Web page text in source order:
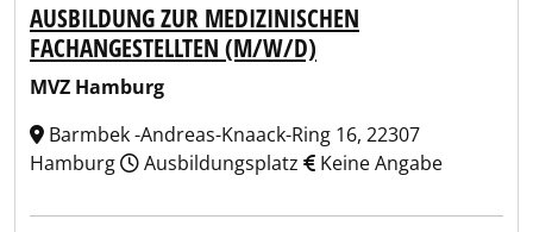
AUSBILDUNG ZUR MEDIZINISCHEN
FACHANGESTELLTEN (M/W/D)
MVZ Hamburg
Barmbek -Andreas-Knaack-Ring 16, 22307
Hamburg
Ausbildungsplatz Keine Angabe